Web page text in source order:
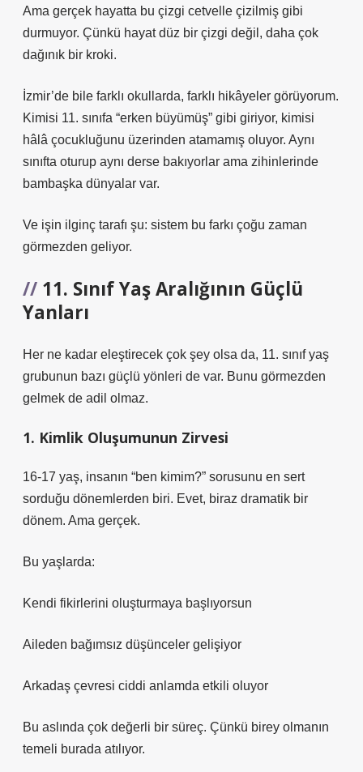
Ama gerçek hayatta bu çizgi cetvelle çizilmiş gibi
durmuyor. Çünkü hayat düz bir çizgi değil, daha çok
dağınık bir kroki.
İzmir’de bile farklı okullarda, farklı hikâyeler görüyorum.
Kimisi 11. sınıfa “erken büyümüş” gibi giriyor, kimisi
hâlâ çocukluğunu üzerinden atamamış oluyor. Aynı
sınıfta oturup aynı derse bakıyorlar ama zihinlerinde
bambaşka dünyalar var.
Ve işin ilginç tarafı şu: sistem bu farkı çoğu zaman
görmezden geliyor.
11. Sınıf Yaş Aralığının Güçlü
Yanları
Her ne kadar eleştirecek çok şey olsa da, 11. sınıf yaş
grubunun bazı güçlü yönleri de var. Bunu görmezden
gelmek de adil olmaz.
1. Kimlik Oluşumunun Zirvesi
16-17 yaş, insanın “ben kimim?” sorusunu en sert
sorduğu dönemlerden biri. Evet, biraz dramatik bir
dönem. Ama gerçek.
Bu yaşlarda:
Kendi fikirlerini oluşturmaya başlıyorsun
Aileden bağımsız düşünceler gelişiyor
Arkadaş çevresi ciddi anlamda etkili oluyor
Bu aslında çok değerli bir süreç. Çünkü birey olmanın
temeli burada atılıyor.